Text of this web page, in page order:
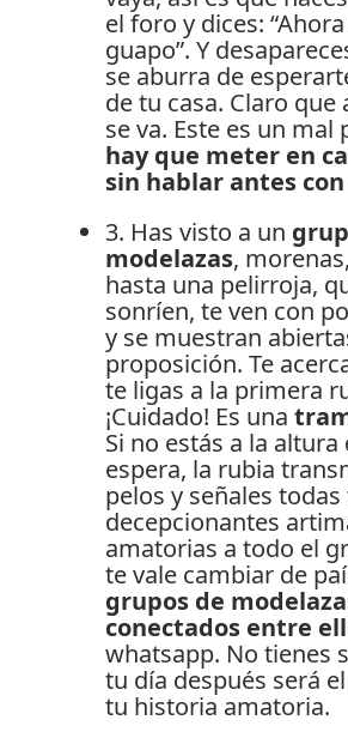
el foro y dices:
guapo”. Y
se aburra de
de tu casa. Claro que
se va. Este es un mal
hay que meter en
sin hablar antes
3. Has visto a un
modelazas,
hasta una pelirroja,
sonríen, te ven con
y se muestran
proposición. Te
te ligas a la primera
¡Cuidado! Es una
Si no estás a la altura
espera, la rubia
pelos y señales todas
decepcionantes
amatorias a todo el
te vale cambiar de
grupos de
conectados entre
whatsapp. No tienes
tu día después será
tu historia amatoria.